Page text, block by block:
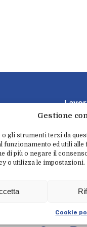
Gestione
o gli strumenti terzi da
funzionamento ed utili alle
di più o negare il
o utilizza le impostazioni.
Cookie
Lavor
Pr eno
New